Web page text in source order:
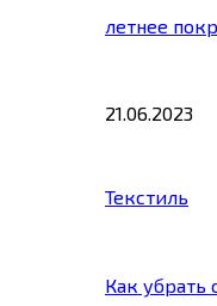
летнее
21.06.2023
Текстиль
Как убрать